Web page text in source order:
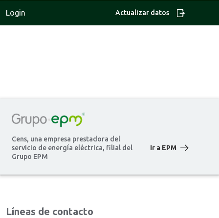
Login Actualizar datos
Cens, una empresa prestadora del
servicio de energía eléctrica, filial del
Grupo EPM
Ir a EPM
Líneas de contacto